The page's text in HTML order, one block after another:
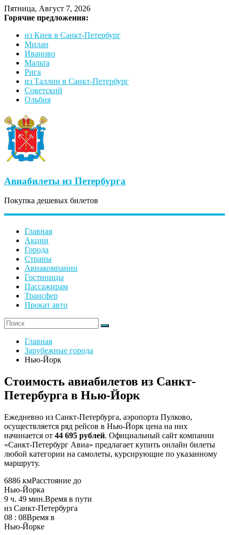
Пятница, Август 7, 2026
Горячие предложения:
из Киев в Санкт-Петербург
Милан
Иваново
Мальта
Рига
из Таллин в Санкт-Петербург
Советский
Ольбия
Авиабилеты из Петербурга
Покупка дешевых билетов
Главная
Акции
Города
Страны
Авиакомпании
Гостиницы
Пассажирам
Трансфер
Прокат авто
Главная
Зарубежные города
Нью-Йорк
Стоимость авиабилетов из Санкт-
Петербурга в Нью-Йорк
Ежедневно из Санкт-Петербурга, аэропорта Пулково,
осуществляется ряд рейсов в Нью-Йорк цена на них
начинается от 44 695 рублей. Официальный сайт компании
«Санкт-Петербург Авиа» предлагает купить онлайн билеты
любой категории на самолеты, курсирующие по указанному
маршруту.
6886 кмРасстояние до
Нью-Йорка
9 ч. 49 мин.Время в пути
из Санкт-Петербурга
08 : 08Время в
Нью-Йорке